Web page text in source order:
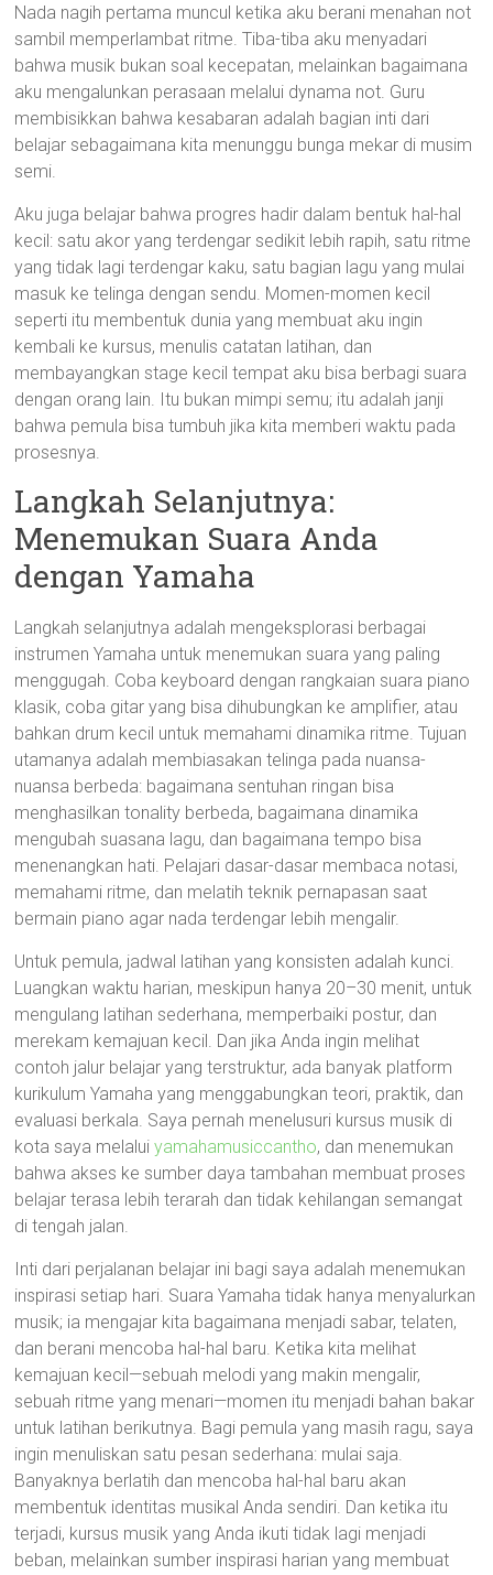
Nada nagih pertama muncul ketika aku berani menahan not
sambil memperlambat ritme. Tiba-tiba aku menyadari
bahwa musik bukan soal kecepatan, melainkan bagaimana
aku mengalunkan perasaan melalui dynama not. Guru
membisikkan bahwa kesabaran adalah bagian inti dari
belajar sebagaimana kita menunggu bunga mekar di musim
semi.
Aku juga belajar bahwa progres hadir dalam bentuk hal-hal
kecil: satu akor yang terdengar sedikit lebih rapih, satu ritme
yang tidak lagi terdengar kaku, satu bagian lagu yang mulai
masuk ke telinga dengan sendu. Momen-momen kecil
seperti itu membentuk dunia yang membuat aku ingin
kembali ke kursus, menulis catatan latihan, dan
membayangkan stage kecil tempat aku bisa berbagi suara
dengan orang lain. Itu bukan mimpi semu; itu adalah janji
bahwa pemula bisa tumbuh jika kita memberi waktu pada
prosesnya.
Langkah Selanjutnya:
Menemukan Suara Anda
dengan Yamaha
Langkah selanjutnya adalah mengeksplorasi berbagai
instrumen Yamaha untuk menemukan suara yang paling
menggugah. Coba keyboard dengan rangkaian suara piano
klasik, coba gitar yang bisa dihubungkan ke amplifier, atau
bahkan drum kecil untuk memahami dinamika ritme. Tujuan
utamanya adalah membiasakan telinga pada nuansa-
nuansa berbeda: bagaimana sentuhan ringan bisa
menghasilkan tonality berbeda, bagaimana dinamika
mengubah suasana lagu, dan bagaimana tempo bisa
menenangkan hati. Pelajari dasar-dasar membaca notasi,
memahami ritme, dan melatih teknik pernapasan saat
bermain piano agar nada terdengar lebih mengalir.
Untuk pemula, jadwal latihan yang konsisten adalah kunci.
Luangkan waktu harian, meskipun hanya 20–30 menit, untuk
mengulang latihan sederhana, memperbaiki postur, dan
merekam kemajuan kecil. Dan jika Anda ingin melihat
contoh jalur belajar yang terstruktur, ada banyak platform
kurikulum Yamaha yang menggabungkan teori, praktik, dan
evaluasi berkala. Saya pernah menelusuri kursus musik di
kota saya melaluiyamahamusiccantho, dan menemukan
bahwa akses ke sumber daya tambahan membuat proses
belajar terasa lebih terarah dan tidak kehilangan semangat
di tengah jalan.
Inti dari perjalanan belajar ini bagi saya adalah menemukan
inspirasi setiap hari. Suara Yamaha tidak hanya menyalurkan
musik; ia mengajar kita bagaimana menjadi sabar, telaten,
dan berani mencoba hal-hal baru. Ketika kita melihat
kemajuan kecil—sebuah melodi yang makin mengalir,
sebuah ritme yang menari—momen itu menjadi bahan bakar
untuk latihan berikutnya. Bagi pemula yang masih ragu, saya
ingin menuliskan satu pesan sederhana: mulai saja.
Banyaknya berlatih dan mencoba hal-hal baru akan
membentuk identitas musikal Anda sendiri. Dan ketika itu
terjadi, kursus musik yang Anda ikuti tidak lagi menjadi
beban, melainkan sumber inspirasi harian yang membuat